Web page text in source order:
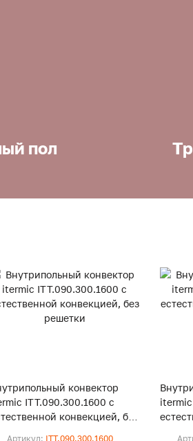
пол
конвектор
ITT.090.300.1600 с
конвекцией, без
Артикул: ITT.090.300.1600